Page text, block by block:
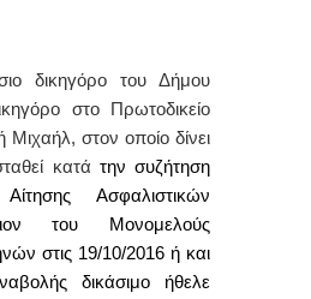
δικηγόρο του Δήμου
στο Πρωτοδικείο
Μιχαήλ, στον οποίο δίνει
κατά την συζήτηση
Ασφαλιστικών
του Μονομελούς
στις 19/10/2016 ή και
δικάσιμο ήθελε